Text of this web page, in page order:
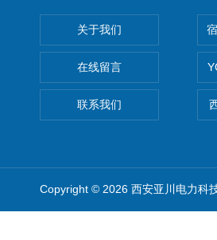
关于我们
在线留言
联系我们
Copyright © 2026 西安亚川电力科